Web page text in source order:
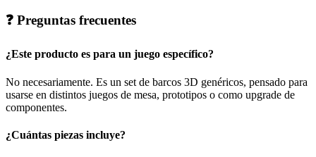
❓ Preguntas frecuentes
¿Este producto es para un juego específico?
No necesariamente. Es un set de barcos 3D genéricos, pensado para
usarse en distintos juegos de mesa, prototipos o como upgrade de
componentes.
¿Cuántas piezas incluye?